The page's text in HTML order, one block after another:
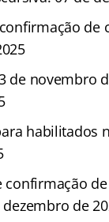
de
de novembro
habilitados
de